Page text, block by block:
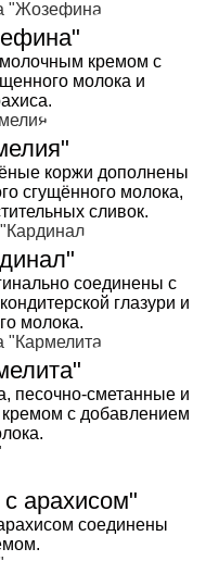
кремом с
молока и
коржи дополнены
сгущённого молока,
сливок.
соединены с
глазури и
молока.
песочно-сметанные и
с добавлением
арахисом"
соединены